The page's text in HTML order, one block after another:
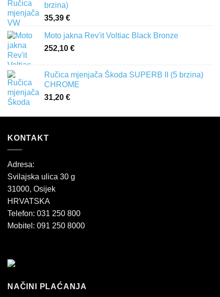
brzina)
35,39 €
Moto jakna Rev'it Voltiac Black Bronze
252,10 €
Ručica mjenjača Škoda SUPERB II (5 brzina)
CHROME
31,20 €
KONTAKT
Adresa:
Svilajska ulica 30 g
31000, Osijek
HRVATSKA
Telefon: 031 250 800
Mobitel: 091 250 8000
NAČINI PLAĆANJA